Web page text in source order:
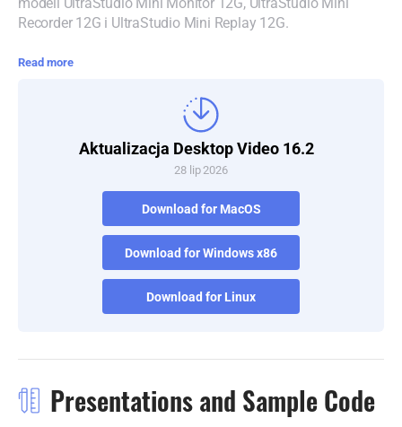
Recorder 12G i UltraStudio Mini Replay 12G.
Read more
Aktualizacja Desktop Video 16.2
28 lip 2026
Download for MacOS
Download for Windows x86
Download for Linux
Presentations and Sample Code